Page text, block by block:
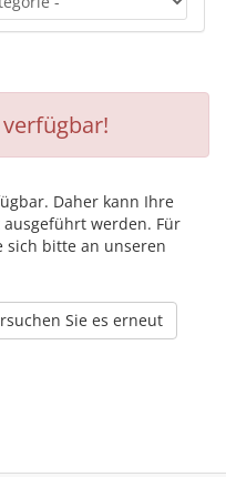
Daher kann Ihre
werden. Für
sich bitte an unseren
Sie es erneut